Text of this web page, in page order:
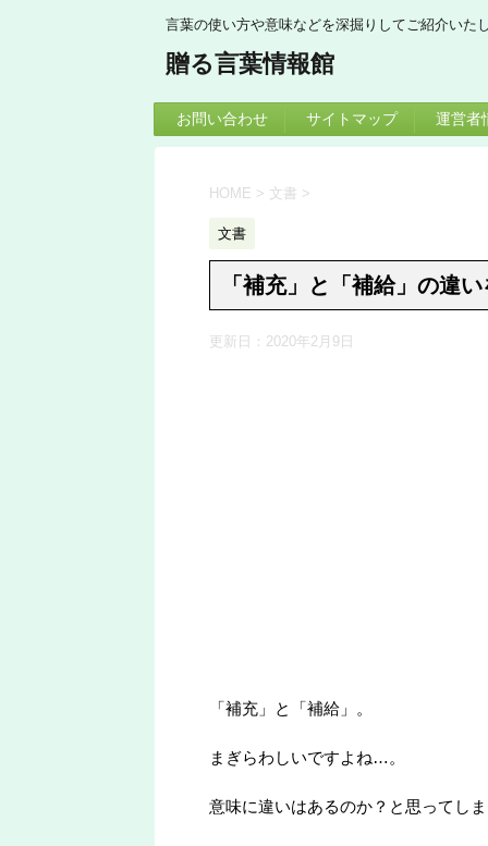
言葉の使い方や意味などを深掘りしてご紹介いた
贈る言葉情報館
お問い合わせ サイトマップ 運営者
HOME > 文書 >
文書
「補充」と「補給」の違
更新日： 2020年2月9日
「補充」と「補給」。
まぎらわしいですよね…。
意味に違いはあるのか？と思ってし